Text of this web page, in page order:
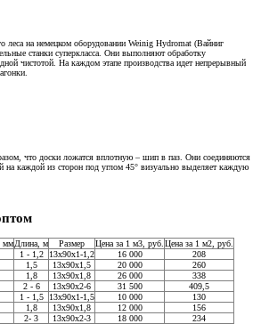
леса на немецком оборудовании Weinig Hydromat (Вайниг
станки суперкласса. Они выполняют обработку
чистотой. На каждом этапе производства идет непрерывный
что доски ложатся вплотную – шип в паз. Они соединяются
на каждой из сторон под углом 45° визуально выделяет каждую
ммДлина, м Размер Цена за 1 м3, руб. Цена за 1 м2, руб.
1 - 1,2 13x90x1-1,2 16 000
208
1,5 13x90x1,5 20 000
260
1,8 13x90x1,8 26 000
338
2 - 6 13x90x2-6 31 500
409,5
1 - 1,5 13x90x1-1,5 10 000
130
1,8 13x90x1,8 12 000
156
2- 3 13x90x2-3 18 000
234